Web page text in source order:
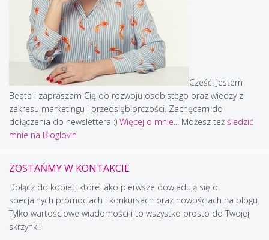
Cześć! Jestem
Beata i zapraszam Cię do rozwoju osobistego oraz wiedzy z
zakresu marketingu i przedsiębiorczości. Zachęcam do
dołączenia do newslettera :) Więcej o mnie... Możesz też śledzić
mnie na Bloglovin
ZOSTAŃMY W KONTAKCIE
Dołącz do kobiet, które jako pierwsze dowiadują się o
specjalnych promocjach i konkursach oraz nowościach na blogu.
Tylko wartościowe wiadomości i to wszystko prosto do Twojej
skrzynki!